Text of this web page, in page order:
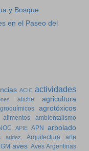
y Bosque
en el Paseo del
ACIC actividades
afiche agricultura
agrotóxicos
alimentos ambientalismo
APIE APN arbolado
aridez Arquitectura
arte
aves Aves Argentinas